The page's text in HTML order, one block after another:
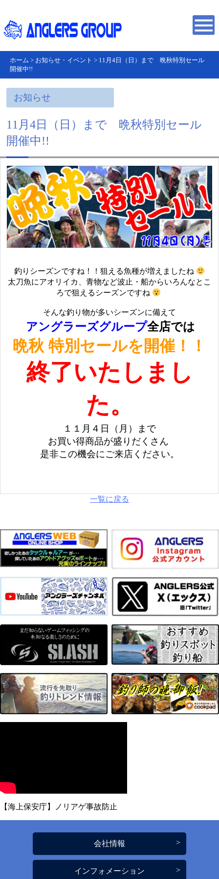
ホーム > お知らせ・イベント > 11月4日（日）まで 晩秋特別セール
開催中!!
お知らせ
11月4日（日）まで 晩秋特別セール
開催中!!
釣りシーズンですね！！狙える魚種が増えましたね
太刀魚にアオリイカ、青物など波止・船からいろんなとこ
ろで狙えるシーズンですね
そんな釣り物が多いシーズンに備えて
アングラーズグループ全店では
晩秋 特別セールを開催！！
終了いたしまし
た。
１１月４日（月）まで
お買い得商品が盛りだくさん
是非この機会にご来店ください。
一覧に戻る
【海上保安庁】ノリアゲ事故防止
会社情報
インフォメーション